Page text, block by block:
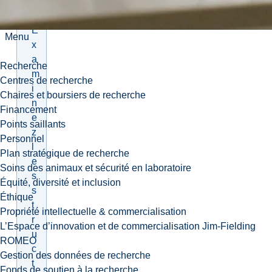
Menu
Recherche
Centres de recherche
Chaires et boursiers de recherche
Financement
Points saillants
Personnel
Plan stratégique de recherche
Soins des animaux et sécurité en laboratoire
Équité, diversité et inclusion
Éthique
Propriété intellectuelle & commercialisation
L’Espace d’innovation et de commercialisation Jim-Fielding
ROMEO
Gestion des données de recherche
E
x
a
m
i
n
e
z
e
s
s
t
r
u
c
t